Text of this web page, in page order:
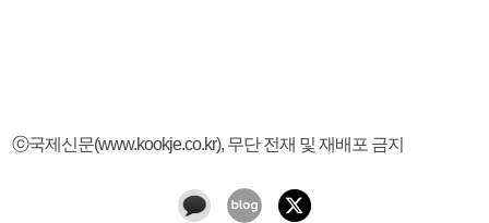
ⓒ국제신문(www.kookje.co.kr), 무단 전재 및 재배포 금지